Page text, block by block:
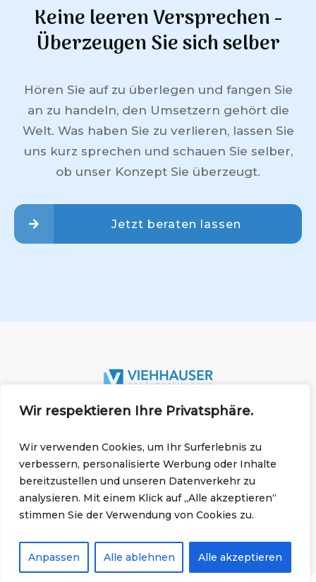
Wir respektieren Ihre Privatsphäre.
Wir verwenden Cookies, um Ihr Surferlebnis zu
verbessern, personalisierte Werbung oder Inhalte
bereitzustellen und unseren Datenverkehr zu
analysieren. Mit einem Klick auf „Alle akzeptieren“
stimmen Sie der Verwendung von Cookies zu.
Anpassen Alle ablehnen Alle akzeptieren
Keine leeren Versprechen -
Überzeugen Sie sich selber
Hören Sie auf zu überlegen und fangen Sie
an zu handeln, den Umsetzern gehört die
Welt. Was haben Sie zu verlieren, lassen Sie
uns kurz sprechen und schauen Sie selber,
ob unser Konzept Sie überzeugt.
Jetzt beraten lassen
Impressum Datenschutz